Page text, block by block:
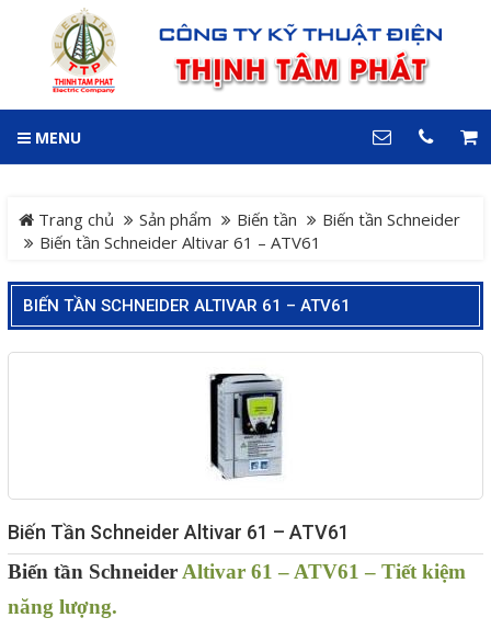
MENU
Trang chủ Sản phẩm Biến tần
Biến tần Schneider
Biến tần Schneider Altivar 61 – ATV61
BIẾN TẦN SCHNEIDER ALTIVAR 61 – ATV61
Biến Tần Schneider Altivar 61 – ATV61
Biến tần Schneider Altivar 61 – ATV61 – Tiết kiệm
năng lượng.
Trang chủ
Sản phẩm
Hệ thống điều khiển giám
Giải pháp quản lý bằng mã
vạch
Bảng LED điện tử
GIỎ HÀNG
LIÊN HỆ
Hotline
0909 199 102
Địa chỉ
64 đường 24, KDC Hiệp
COPYRIGHT 2018. ALL RIGHTS RESERVED